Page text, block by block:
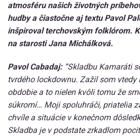
atmosféru našich životných
hudby a čiastočne aj textu Pavol
inšpiroval terchovským folklórom.
na starosti Jana Michálková.
Pavol Cabadaj:“Skladbu Kamaráti
tvrdého lockdownu. Zažil som
obdobie a to nielen kvôli tomu že
súkromí… Moji spoluhráči, priatelia
chvíle a situácie v konečnom
Skladba je v podstate zrkadlom